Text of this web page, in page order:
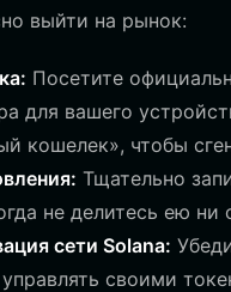
выйти на рынок:
Посетите
для вашего
кошелек», чтобы
Тщательно
не делитесь ею ни
сети Solana:
своими